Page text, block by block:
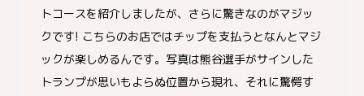
トコースを紹介しましたが、さらに驚きなのがマジッ
クです! こちらのお店ではチップを支払うとなんとマジ
ックが楽しめるんです。写真は熊谷選手がサインした
トランプが思いもよらぬ位置から現れ、それに驚愕す